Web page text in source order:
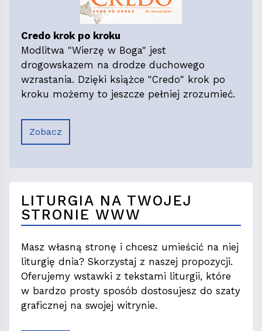
Credo krok po kroku
Modlitwa "Wierzę w Boga" jest
drogowskazem na drodze duchowego
wzrastania. Dzięki książce "Credo" krok po
kroku możemy to jeszcze pełniej zrozumieć.
Zobacz
LITURGIA NA TWOJEJ
STRONIE WWW
Masz własną stronę i chcesz umieścić na niej
liturgię dnia? Skorzystaj z naszej propozycji.
Oferujemy wstawki z tekstami liturgii, które
w bardzo prosty sposób dostosujesz do szaty
graficznej na swojej witrynie.